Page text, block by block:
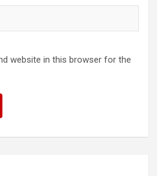
website in this browser for the